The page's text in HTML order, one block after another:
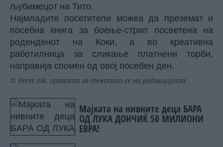
љубимецот на Тито.
Најмладите посетители можеа да преземат и
посебна книга за боење-стрип посветена на
роденденот на Коки, а во креативна
работилница за сликање платнени торби,
направија спомен од овој посебен ден.
© Vecer.mk, правата за текстот се на редакцијата
Мајката на нивните деца БАРА
ОД ЛУКА ДОНЧИЌ 50 МИЛИОНИ
ЕВРА!